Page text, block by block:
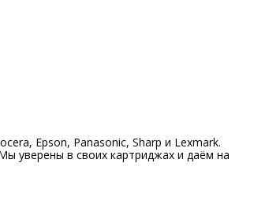
Epson, Panasonic, Sharp и Lexmark.
уверены в своих картриджах и даём на